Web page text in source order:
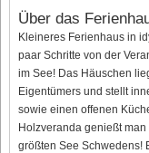
Über das
Kleineres Ferienhaus in
paar Schritte von der
im See! Das Häuschen
Eigentümers und stellt
sowie einen offenen
Holzveranda genießt
größten See Schwedens!